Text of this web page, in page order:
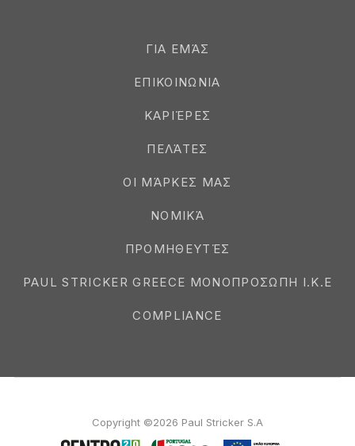
ΓΙΑ ΕΜΆΣ
ΕΠΙΚΟΙΝΩΝΙΑ
ΚΑΡΙΈΡΕΣ
ΠΕΛΆΤΕΣ
ΟΙ ΜΆΡΚΕΣ ΜΑΣ
ΝΟΜΙΚΆ
ΠΡΟΜΗΘΕΥΤΈΣ
PAUL STRICKER GREECE ΜΟΝΟΠΡΟΣΩΠΗ Ι.Κ.Ε
COMPLIANCE
Copyright ©2026 Paul Stricker S.A